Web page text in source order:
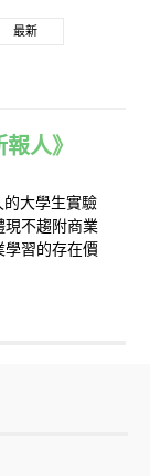
最新
人》
大學生實驗
現不趨附商業
習的存在價